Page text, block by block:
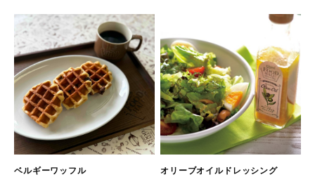
ベルギーワッフル オリーブオイルドレッシング